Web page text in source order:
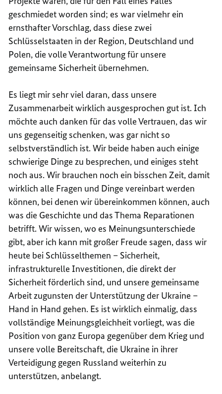
geschmiedet worden sind; es war vielmehr ein
ernsthafter Vorschlag, dass diese zwei
Schlüsselstaaten in der Region, Deutschland und
Polen, die volle Verantwortung für unsere
gemeinsame Sicherheit übernehmen.
Es liegt mir sehr viel daran, dass unsere
Zusammenarbeit wirklich ausgesprochen gut ist. Ich
möchte auch danken für das volle Vertrauen, das wir
uns gegenseitig schenken, was gar nicht so
selbstverständlich ist. Wir beide haben auch einige
schwierige Dinge zu besprechen, und einiges steht
noch aus. Wir brauchen noch ein bisschen Zeit, damit
wirklich alle Fragen und Dinge vereinbart werden
können, bei denen wir übereinkommen können, auch
was die Geschichte und das Thema Reparationen
betrifft. Wir wissen, wo es Meinungsunterschiede
gibt, aber ich kann mit großer Freude sagen, dass wir
heute bei Schlüsselthemen – Sicherheit,
infrastrukturelle Investitionen, die direkt der
Sicherheit förderlich sind, und unsere gemeinsame
Arbeit zugunsten der Unterstützung der Ukraine –
Hand in Hand gehen. Es ist wirklich einmalig, dass
vollständige Meinungsgleichheit vorliegt, was die
Position von ganz Europa gegenüber dem Krieg und
unsere volle Bereitschaft, die Ukraine in ihrer
Verteidigung gegen Russland weiterhin zu
unterstützen, anbelangt.